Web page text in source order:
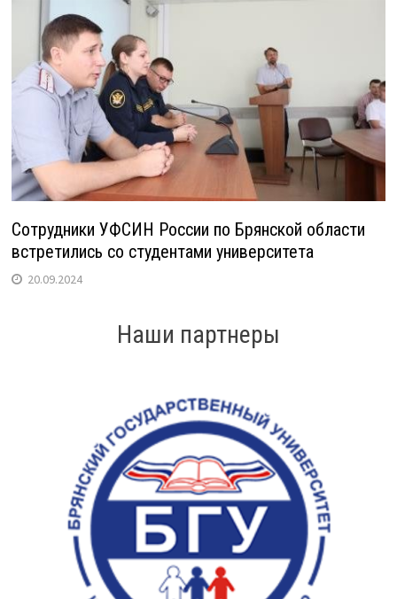
Сотрудники УФСИН России по Брянской области
встретились со студентами университета
20.09.2024
Наши партнеры